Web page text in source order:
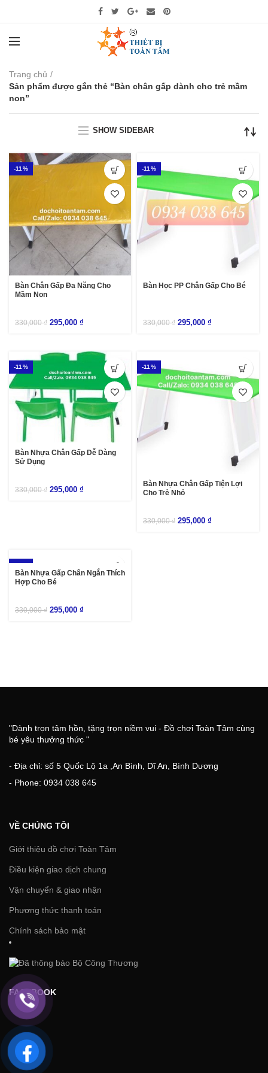
Trang chủ
Sản phẩm được gắn thẻ “Bàn chân gấp dành cho trẻ mầm
non”
SHOW SIDEBAR
-11%
Bàn Chân Gấp Đa Năng Cho
Mầm Non
330,000₫ 295,000 ₫
-11%
Bàn Học PP Chân Gấp Cho Bé
330,000₫ 295,000 ₫
-11%
Bàn Nhựa Chân Gấp Dễ Dàng
Sử Dụng
330,000₫ 295,000 ₫
-11%
Bàn Nhựa Chân Gấp Tiện Lợi
Cho Trẻ Nhỏ
330,000₫ 295,000 ₫
-11%
Bàn Nhựa Gấp Chân Ngắn Thích
Hợp Cho Bé
330,000₫ 295,000 ₫
"Dành trọn tâm hồn, tặng trọn niềm vui - Đồ chơi Toàn Tâm cùng
bé yêu thưởng thức "
- Địa chỉ: số 5 Quốc Lộ 1a ,An Bình, Dĩ An, Bình Dương
- Phone: 0934 038 645
VỀ CHÚNG TÔI
Giới thiệu đồ chơi Toàn Tâm
Điều kiện giao dịch chung
Vận chuyển & giao nhận
Phương thức thanh toán
Chính sách bảo mật
FACEBOOK